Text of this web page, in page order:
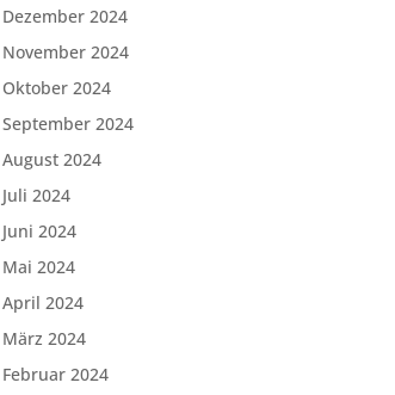
Dezember 2024
November 2024
Oktober 2024
September 2024
August 2024
Juli 2024
Juni 2024
Mai 2024
April 2024
März 2024
Februar 2024